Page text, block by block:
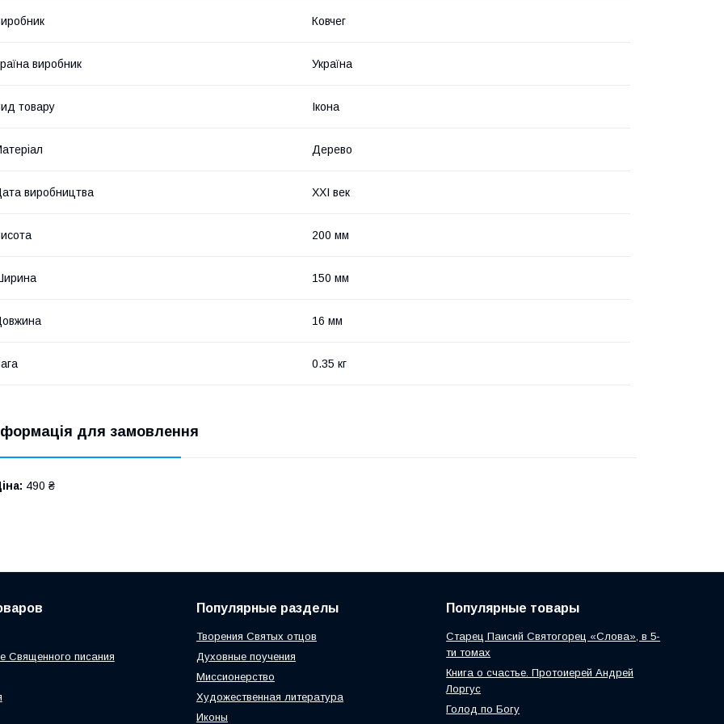
Ковчег
виробник Україна
товару Ікона
Дерево
виробництва XXI век
200 мм
150 мм
16 мм
0.35 кг
для замовлення
490 ₴
Священного писания
Популярные разделы
Творения Святых отцов
Духовные поучения
Миссионерство
Художественная литература
Иконы
Популярные товары
Старец Паисий Святогорец «Слова», в 5-
ти томах
Книга о счастье. Протоиерей Андрей
Лоргус
Голод по Богу